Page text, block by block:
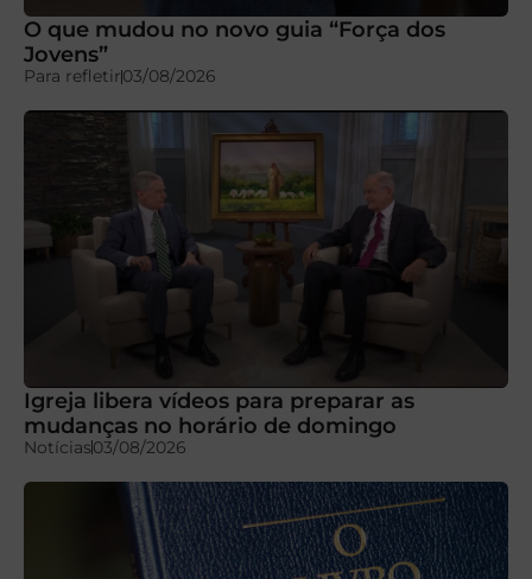
O que mudou no novo guia “Força dos
Jovens”
Para refletir03/08/2026
Igreja libera vídeos para preparar as
mudanças no horário de domingo
Notícias03/08/2026